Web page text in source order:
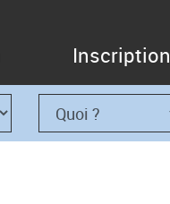
Inscription